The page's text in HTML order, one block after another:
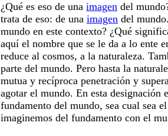
¿Qué es eso de una imagen del
trata de eso: de una imagen del
mundo en este contexto? ¿Qué
aquí el nombre que se le da a lo ente
reduce al cosmos, a la naturaleza.
parte del mundo. Pero hasta la
mutua y recíproca penetración y
agotar el mundo. En esta designación
fundamento del mundo, sea cual sea
imaginemos del fundamento con el